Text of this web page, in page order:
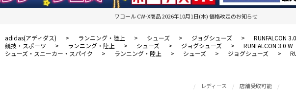
ワコール CW-X商品 2026年10月1日(木) 価格改定のお知らせ
adidas(アディダス) > ランニング・陸上 > シューズ > ジョグシューズ >
RUNFALCON
競技・スポーツ > ランニング・陸上 > シューズ > ジョグシューズ >
RUNFALCON 3.0 W
シューズ・スニーカー・スパイク > ランニング・陸上 > シューズ > ジョグシューズ >
レディース 店舗受取可能